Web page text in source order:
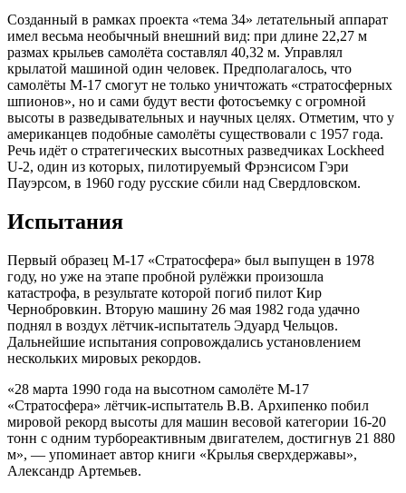
Созданный в рамках проекта «тема 34» летательный аппарат
имел весьма необычный внешний вид: при длине 22,27 м
размах крыльев самолёта составлял 40,32 м. Управлял
крылатой машиной один человек. Предполагалось, что
самолёты М-17 смогут не только уничтожать «стратосферных
шпионов», но и сами будут вести фотосъемку с огромной
высоты в разведывательных и научных целях. Отметим, что у
американцев подобные самолёты существовали с 1957 года.
Речь идёт о стратегических высотных разведчиках Lockheed
U-2, один из которых, пилотируемый Фрэнсисом Гэри
Пауэрсом, в 1960 году русские сбили над Свердловском.
Испытания
Первый образец М-17 «Стратосфера» был выпущен в 1978
году, но уже на этапе пробной рулёжки произошла
катастрофа, в результате которой погиб пилот Кир
Чернобровкин. Вторую машину 26 мая 1982 года удачно
поднял в воздух лётчик-испытатель Эдуард Чельцов.
Дальнейшие испытания сопровождались установлением
нескольких мировых рекордов.
«28 марта 1990 года на высотном самолёте М-17
«Стратосфера» лётчик-испытатель В.В. Архипенко побил
мировой рекорд высоты для машин весовой категории 16-20
тонн с одним турбореактивным двигателем, достигнув 21 880
м», — упоминает автор книги «Крылья сверхдержавы»,
Александр Артемьев.